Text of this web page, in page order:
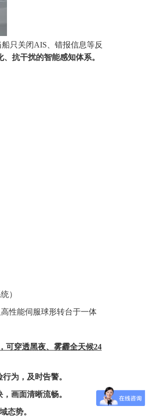
只关闭AIS、错报信息等反
抗干扰的智能感知体系。
）
性能伺服球形转台于一体
可穿透黑夜、 雾霾全天候24
为，及时告警。
，画面清晰流畅。
态势。